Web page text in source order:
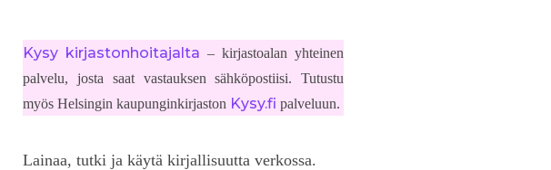
Kysy kirjastonhoitajalta – kirjastoalan yhteinen
palvelu, josta saat vastauksen sähköpostiisi. Tutustu
myös Helsingin kaupunginkirjaston Kysy.fi palveluun.
Lainaa, tutki ja käytä kirjallisuutta verkossa.